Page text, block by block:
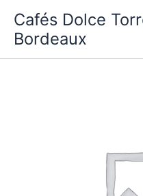
contenu
Cafés Dolce
Bordeaux